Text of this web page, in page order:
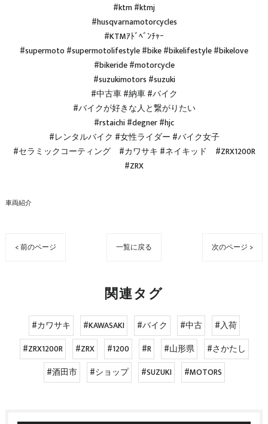
#ktm #ktmj
#husqvarnamotorcycles
#KTMｱﾄﾞﾍﾞﾝﾁｬｰ
#supermoto #supermotolifestyle #bike #bikelifestyle #bikelove
#bikeride #motorcycle
#suzukimotors #suzuki
#中古車 #納車 #バイク
#バイクが好きな人と繋がりたい
#rstaichi #degner #hjc
#レンタルバイク #女性ライダー #バイク女子
#セラミックコーティング #カワサキ #ネイキッド #ZRX1200R
#ZRX
車両紹介
< 前のページ 一覧に戻る 次のページ >
関連タグ
#カワサキ #KAWASAKI #バイク #中古
#入荷
#ZRX1200R
#ZRX #1200 #R #山形県
#さかたし
#酒田市
#ショップ #SUZUKI #MOTORS